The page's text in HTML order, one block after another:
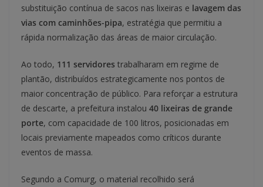
substituição contínua de sacos nas lixeiras e lavagem das
vias com caminhões-pipa, estratégia que permitiu a
rápida normalização das áreas de maior circulação.
Ao todo, 111 servidores trabalharam em regime de
plantão, distribuídos estrategicamente nos pontos de
maior concentração de público. Para reforçar a estrutura
de descarte, a prefeitura instalou 40 lixeiras de grande
porte, com capacidade de 100 litros, posicionadas em
locais previamente mapeados como críticos durante
eventos de massa.
Segundo a Comurg, o material recolhido será